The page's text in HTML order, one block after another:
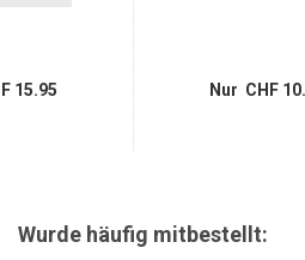
15.95 Nur CHF
Wurde häufig mitbestellt: